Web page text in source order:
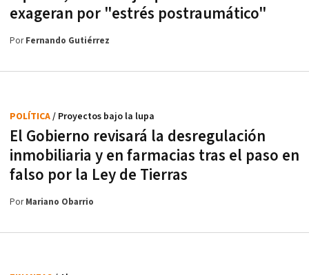
exageran por "estrés postraumático"
PorFernando Gutiérrez
El Gobierno revisará la desregulación
inmobiliaria y en farmacias tras el paso en
falso por la Ley de Tierras
POLÍTICA/ Proyectos bajo la lupa
PorMariano Obarrio